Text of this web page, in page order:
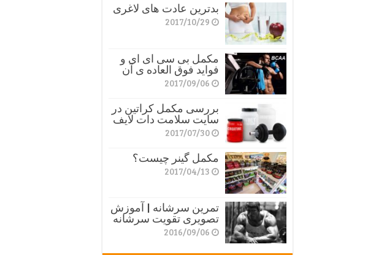
بدترین عادت های لاغری
2017/10/29
مکمل بی سی ای ای و
فواید فوق العاده ی آن
2017/09/06
بررسی مکمل کراتین در
سایت سلامت دات لایف
2017/07/30
مکمل گینر چیست؟
2017/04/13
تمرین سرشانه | آموزش
تصویری تقویت سرشانه
2016/09/06